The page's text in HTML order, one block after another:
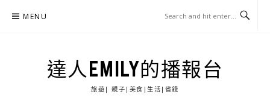
MENU
達人EMILY的播報台
旅遊| 親子|美食|生活|省錢